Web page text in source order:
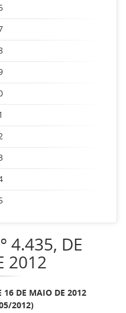
4.435, DE
2012
16 DE MAIO DE 2012
2012)